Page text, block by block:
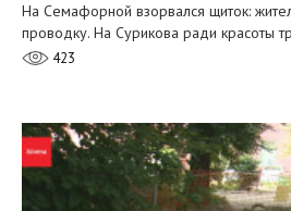
На Семафорной взорвался щиток:
проводку. На Сурикова ради красоты
423